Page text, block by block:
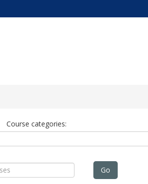
Course categories:
Go